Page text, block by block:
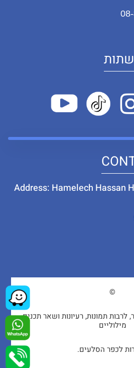
Address: Hamelech Hassan
©
לרבות תמונות, רעיונות ושאר תכנים
מילוליים
לכפר הסלעים.